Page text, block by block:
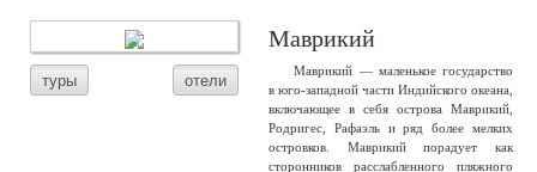
туры отели
Маврикий
Маврикий — маленькое государство
в юго-западной части Индийского океана,
включающее в себя острова Маврикий,
Родригес, Рафаэль и ряд более мелких
островков. Маврикий порадует как
сторонников расслабленного пляжного